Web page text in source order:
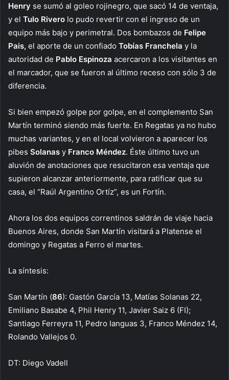
Henry se sumó al goleo rojinegro, que sacó 14 de ventaja,
y el Tulo Rivero lo pudo revertir con el ingreso de un
equipo más bajo y perimetral. Dos bombazos de Felipe
Pais, el aporte de un confiado Tobías Franchela y la
autoridad de Pablo Espinoza acercaron a los visitantes en
el marcador, que se fueron al último receso con sólo 3 de
diferencia.
Si bien empezó golpe por golpe, en el complemento San
Martín terminó siendo más fuerte. En Regatas ya no hubo
muchas variantes, y en el local volvieron a aparecer los
pibes Solanas y Franco Méndez. Éste último tuvo un
aluvión de anotaciones que resucitaron esa ventaja que
supieron alcanzar anteriormente, para ratificar que su
casa, el “Raúl Argentino Ortíz”, es un Fortín.
Ahora los dos equipos correntinos saldrán de viaje hacia
Buenos Aires, donde San Martín visitará a Platense el
domingo y Regatas a Ferro el martes.
La síntesis:
San Martín (86): Gastón García 13, Matías Solanas 22,
Emiliano Basabe 4, Phil Henry 11, Javier Saiz 6 (FI);
Santiago Ferreyra 11, Pedro Ianguas 3, Franco Méndez 14,
Rolando Vallejos 0.
DT: Diego Vadell